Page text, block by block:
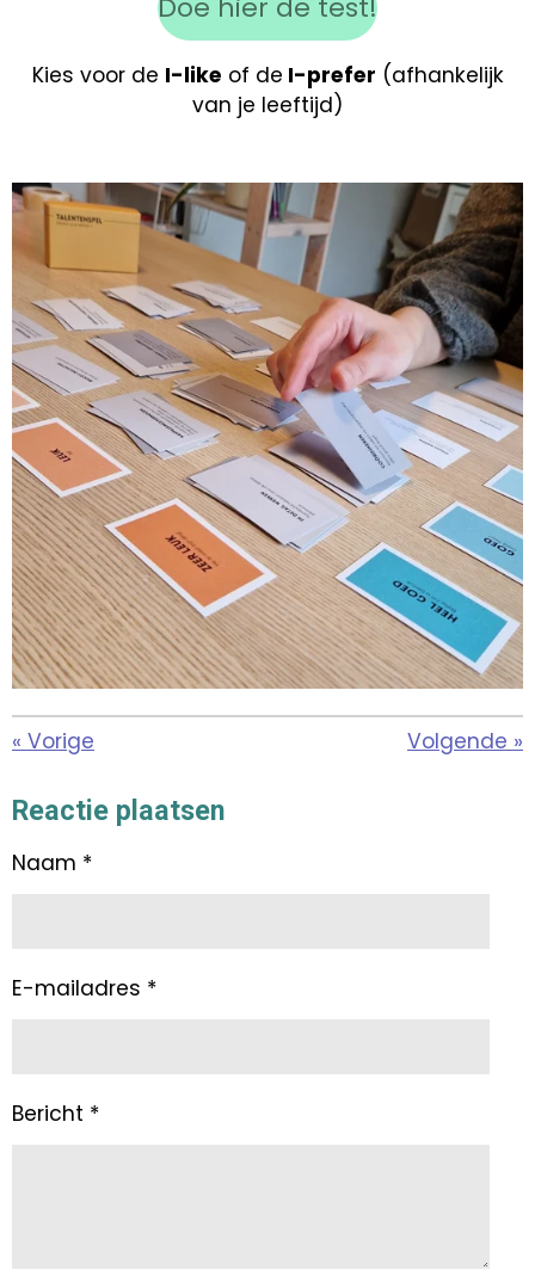
Doe hier de test!
Kies voor de I-like of de I-prefer (afhankelijk
van je leeftijd)
« Vorige Volgende »
Reactie plaatsen
Naam *
E-mailadres *
Bericht *